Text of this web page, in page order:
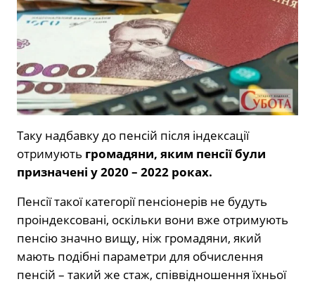
Таку надбавку до пенсій після індексації
отримують громадяни, яким пенсії були
призначені у 2020 – 2022 роках.
Пенсії такої категорії пенсіонерів не будуть
проіндексовані, оскільки вони вже отримують
пенсію значно вищу, ніж громадяни, який
мають подібні параметри для обчислення
пенсій – такий же стаж, співвідношення їхньої